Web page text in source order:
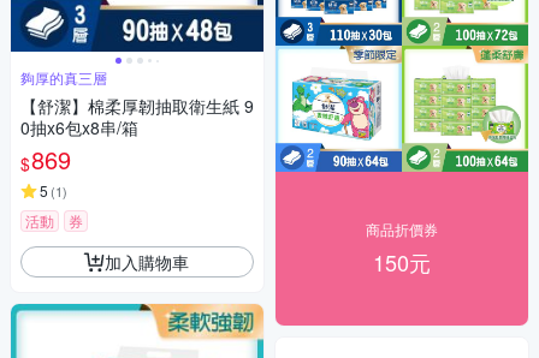
夠厚的真三層
【舒潔】棉柔厚韌抽取衛生紙 9
0抽x6包x8串/箱
$869
5 (1)
活動 券
加入購物車
商品折價券
150元